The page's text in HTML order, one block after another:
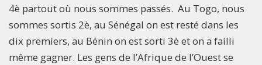
4è partout où nous sommes passés. Au Togo, nous
sommes sortis 2è, au Sénégal on est resté dans les
dix premiers, au Bénin on est sorti 3è et on a failli
même gagner. Les gens de l’Afrique de l’Ouest se